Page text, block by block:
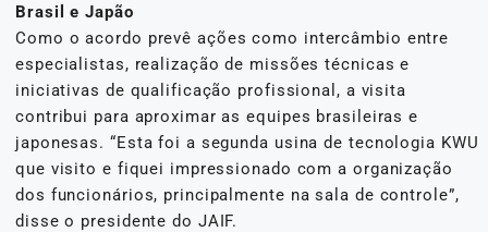
Brasil e Japão
Como o acordo prevê ações como intercâmbio entre
especialistas, realização de missões técnicas e
iniciativas de qualificação profissional, a visita
contribui para aproximar as equipes brasileiras e
japonesas. “Esta foi a segunda usina de tecnologia KWU
que visito e fiquei impressionado com a organização
dos funcionários, principalmente na sala de controle”,
disse o presidente do JAIF.